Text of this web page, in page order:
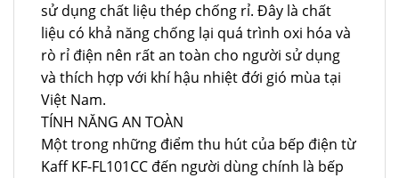
sử dụng chất liệu thép chống rỉ. Đây là chất
liệu có khả năng chống lại quá trình oxi hóa và
rò rỉ điện nên rất an toàn cho người sử dụng
và thích hợp với khí hậu nhiệt đới gió mùa tại
Việt Nam.
TÍNH NĂNG AN TOÀN
Một trong những điểm thu hút của bếp điện từ
Kaff KF-FL101CC đến người dùng chính là bếp